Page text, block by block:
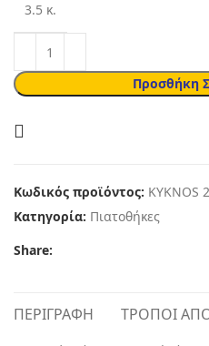
3.5 κ.
Προσθήκη
Κωδικός προϊόντος: KYKNOS
Κατηγορία: Πιατοθήκες
Share:
ΠΕΡΙΓΡΑΦΉ ΤΡΌΠΟΙ